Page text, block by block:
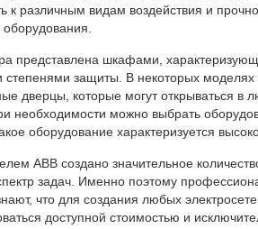
к различным видам воздействия и
представлена шкафами,
степенями защиты. В некоторых моделях
дверцы, которые могут открываться в
необходимости можно выбрать
оборудование характеризуется
АВВсоздано значительное
задач. Именно поэтому
что для создания любых
доступной стоимостью и